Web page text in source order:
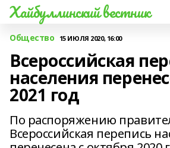
Хайбуллинский вестник
Общество 15 ИЮЛЯ 2020, 16:00
Всероссийская
населения
2021 год
По распоряжению
Всероссийская перепись